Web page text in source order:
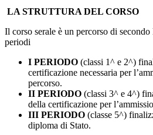
LA STRUTTURA DEL CORSO
Il corso serale è un percorso di
periodi
I PERIODO (classi 1^ e 2^)
certificazione necessaria per
percorso.
II PERIODO (classi 3^ e 4^)
della certificazione per
III PERIODO (classe 5^)
diploma di Stato.